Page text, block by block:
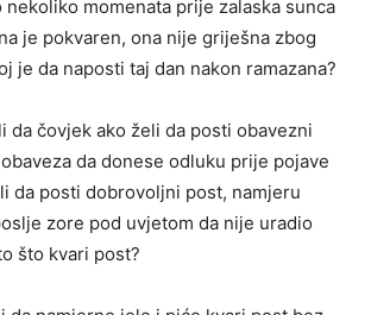
nekoliko momenata prije zalaska sunca
je pokvaren, ona nije griješna zbog
je da naposti taj dan nakon ramazana?
da čovjek ako želi da posti obavezni
da donese odluku prije pojave
da posti dobrovoljni post, namjeru
zore pod uvjetom da nije uradio
što kvari post?